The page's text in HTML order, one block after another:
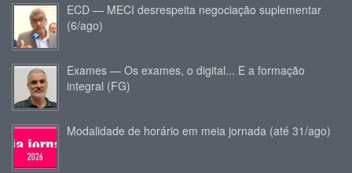
ECD — MECI desrespeita negociação suplementar
(6/ago)
Exames — Os exames, o digital... E a formação
integral (FG)
Modalidade de horário em meia jornada (até 31/ago)